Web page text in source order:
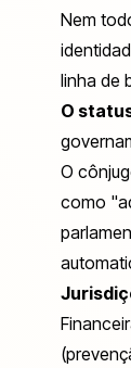
Nem
linha de
O
O
como